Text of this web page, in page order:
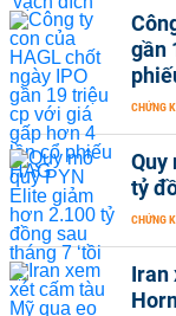
gần
CHỨNG
Quy
tỷ
CHỨNG
Iran